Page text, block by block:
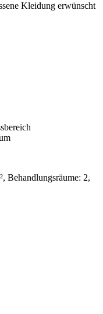
Kleidung erwünscht
Behandlungsräume: 2,